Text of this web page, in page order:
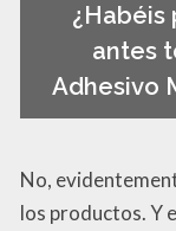
antes
Adhesivo
No,
los productos. Y